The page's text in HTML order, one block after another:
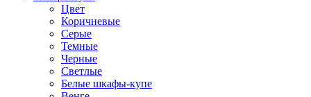
Цвет
Коричневые
Серые
Темные
Черные
Светлые
Белые шкафы-купе